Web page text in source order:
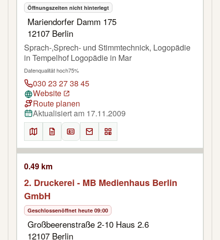
Öffnungszeiten nicht hinterlegt
Mariendorfer Damm 175
12107 Berlin
Sprach-,Sprech- und Stimmtechnick, Logopädie
in Tempelhof Logopädie in Mar
Datenqualität hoch75%
030 23 27 38 45
Website
Route planen
Aktualisiert am 17.11.2009
0.49 km
2. Druckerei - MB Medienhaus Berlin
GmbH
Geschlossenöffnet heute 09:00
Großbeerenstraße 2-10 Haus 2.6
12107 Berlin